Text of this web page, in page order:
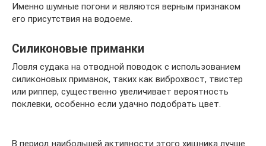
Именно шумные погони и являются верным признаком
его присутствия на водоеме.
Силиконовые приманки
Ловля судака на отводной поводок с использованием
силиконовых приманок, таких как виброхвост, твистер
или риппер, существенно увеличивает вероятность
поклевки, особенно если удачно подобрать цвет.
В период наибольшей активности этого хищника лучше